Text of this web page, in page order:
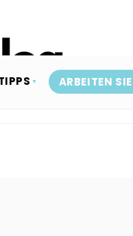
ARBEITEN